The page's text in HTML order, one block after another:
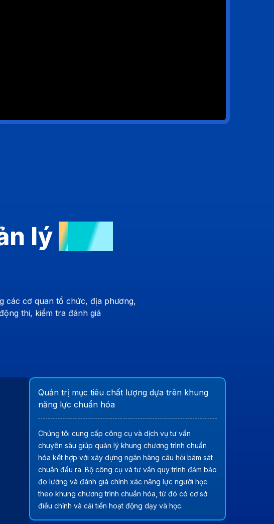
lý toàn
các cơ quan tổ chức, địa phương,
thi, kiểm tra đánh giá
Quản trị mục tiêu chất lượng dựa trên khung
năng lực chuẩn hóa
Chúng tôi cung cấp công cụ và dịch vụ tư vấn
chuyên sâu giúp quản lý khung chương trình chuẩn
hóa kết hợp với xây dựng ngân hàng câu hỏi bám sát
chuẩn đầu ra. Bộ công cụ và tư vấn quy trình đảm bảo
đo lường và đánh giá chính xác năng lực người học
theo khung chương trình chuẩn hóa, từ đó có cơ sở
điều chỉnh và cải tiến hoạt động dạy và học.